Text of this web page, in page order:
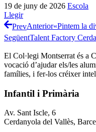
19 de juny de 2026 Escola
Llegir
PrevAnterior«Pintem la
SegüentTalent Factory
El Col·legi Montserrat és a
vocació d’ajudar els/les
famílies, i fer-los créixer
Infantil i Primària
Av. Sant Iscle, 6
Cerdanyola del Vallès,